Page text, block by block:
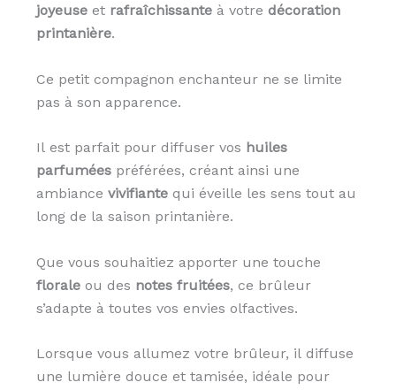
joyeuseet rafraîchissanteà votre décoration
printanière.
Ce petit compagnon enchanteur ne se limite
pas à son apparence.
Il est parfait pour diffuser vos huiles
parfuméespréférées, créant ainsi une
ambiance vivifiantequi éveille les sens tout au
long de la saison printanière.
Que vous souhaitiez apporter une touche
floraleou des notes fruitées, ce brûleur
s’adapte à toutes vos envies olfactives.
Lorsque vous allumez votre brûleur, il diffuse
une lumière douce et tamisée, idéale pour